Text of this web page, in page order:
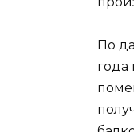
По
года